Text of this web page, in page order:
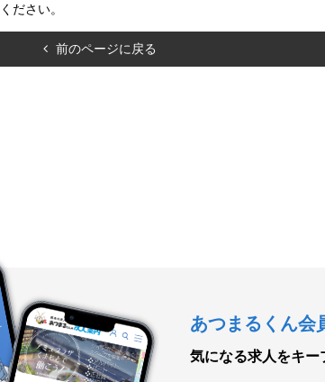
ださい。
前のページに戻る
あつまるくん会
気になる求人をキー